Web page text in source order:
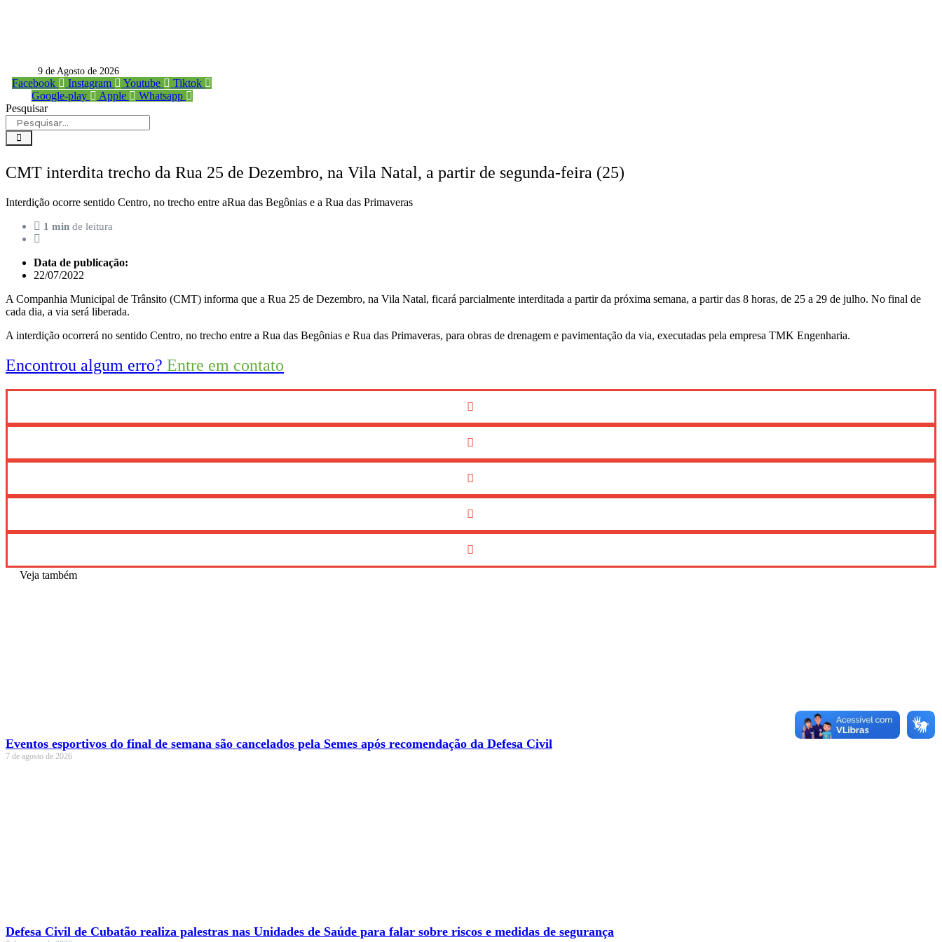
9 de Agosto de 2026
Facebook Instagram Youtube
Tiktok
Google-play
Apple
Whatsapp
Pesquisar
CMT interdita trecho da Rua 25 de Dezembro, na Vila Natal, a partir de segunda-feira (25)
Interdição ocorre sentido Centro, no trecho entre aRua das Begônias e a Rua das Primaveras
1 min de leitura
Data de publicação:
22/07/2022
A Companhia Municipal de Trânsito (CMT) informa que a Rua 25 de Dezembro, na Vila Natal, ficará parcialmente interditada a partir da próxima semana, a partir das 8 horas, de 25 a 29 de julho. No final de
cada dia, a via será liberada.
A interdição ocorrerá no sentido Centro, no trecho entre a Rua das Begônias e Rua das Primaveras, para obras de drenagem e pavimentação da via, executadas pela empresa TMK Engenharia.
Encontrou algum erro? Entre em contato
Veja também
Eventos esportivos do final de semana são cancelados pela Semes após recomendação da Defesa Civil
7 de agosto de 2026
Defesa Civil de Cubatão realiza palestras nas Unidades de Saúde para falar sobre riscos e medidas de segurança